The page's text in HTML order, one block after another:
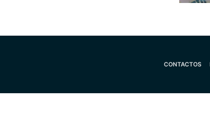
CONTACTOS